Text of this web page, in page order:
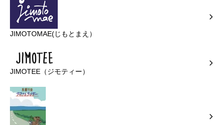
JIMOTOMAE(じもとまえ）
JIMOTEE（ジモティー）